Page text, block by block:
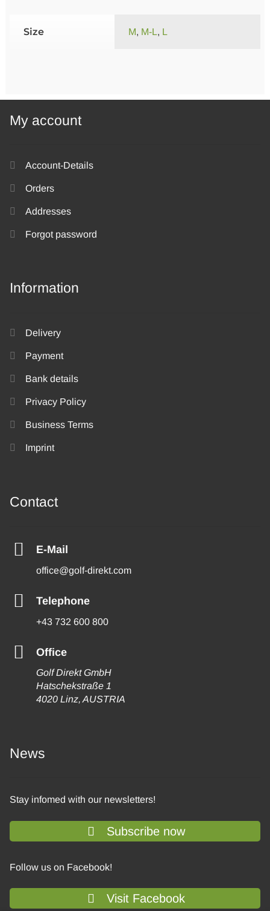
Size M, M-L, L
My account
Account-Details
Orders
Addresses
Forgot password
Information
Delivery
Payment
Bank details
Privacy Policy
Business Terms
Imprint
Contact
E-Mail
office@golf-direkt.com
Telephone
+43 732 600 800
Office
Golf Direkt GmbH
Hatschekstraße 1
4020 Linz, AUSTRIA
News
Stay infomed with our newsletters!
Subscribe now
Follow us on Facebook!
Visit Facebook